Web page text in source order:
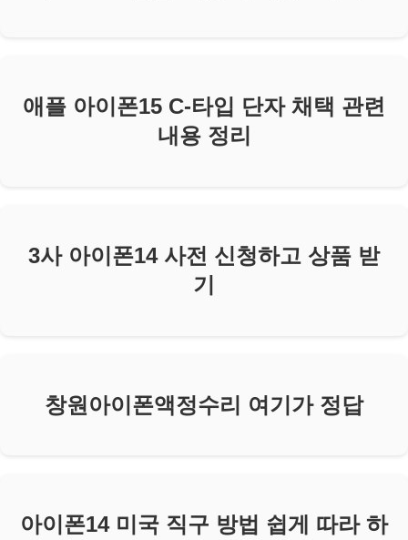
애플 아이폰15 C-타입 단자 채택 관련
내용 정리
3사 아이폰14 사전 신청하고 상품 받
기
창원아이폰액정수리 여기가 정답
아이폰14 미국 직구 방법 쉽게 따라 하